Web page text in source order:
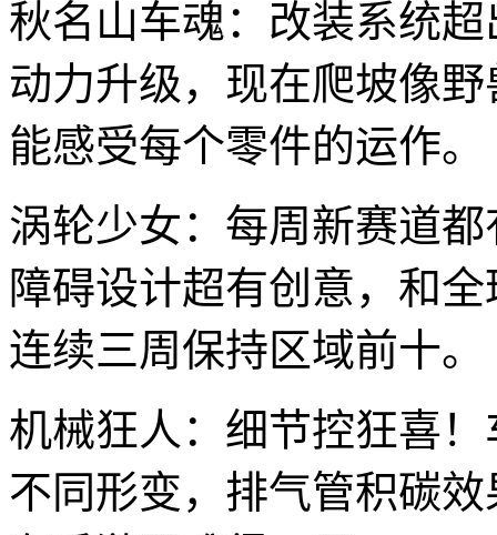
秋名山车魂：改装系统
动力升级，现在爬坡像
能感受每个零件的运作。
涡轮少女：每周新赛道
障碍设计超有创意，和
连续三周保持区域前十。
机械狂人：细节控狂喜
不同形变，排气管积碳